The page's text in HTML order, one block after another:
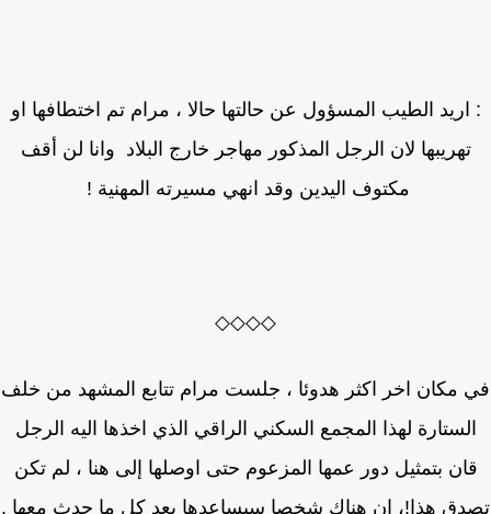
الطيب المسؤول عن حالتها حالا ، مرام تم اختطافها او
تهريبها لان الرجل المذكور مهاجر خارج البلاد وانا لن أقف
مكتوف اليدين وقد انهي مسيرته المهنية !
◇◇◇◇
مكان اخر اكثر هدوئا ، جلست مرام تتابع المشهد من خلف
لهذا المجمع السكني الراقي الذي اخذها اليه الرجل
بتمثيل دور عمها المزعوم حتى اوصلها إلى هنا ، لم تكن
هذا!، ان هناك شخصا سيساعدها بعد كل ما حدث معها .